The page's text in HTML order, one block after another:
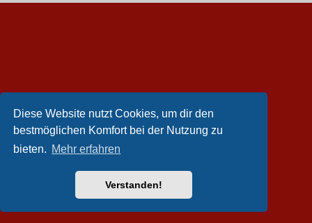
Diese Website nutzt Cookies, um dir den
bestmöglichen Komfort bei der Nutzung zu
bieten. Mehr erfahren
Verstanden!